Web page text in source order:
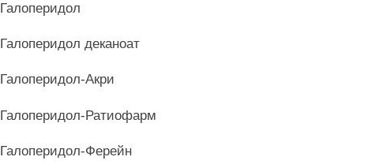
Галоперидол
Галоперидол деканоат
Галоперидол-Акри
Галоперидол-Ратиофарм
Галоперидол-Ферейн